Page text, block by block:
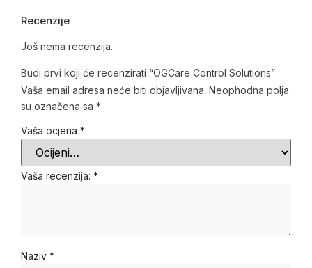
Recenzije
Još nema recenzija.
Budi prvi koji će recenzirati “OGCare Control Solutions”
Vaša email adresa neće biti objavljivana. Neophodna polja
su označena sa *
Vaša ocjena *
Vaša recenzija: *
Naziv *